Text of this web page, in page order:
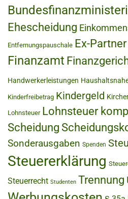
Ehescheidung
Entfernungspauschale Ex-Partner
Finanzamt
Handwerkerleistungen
Kinderfreibetrag Kindergeld
Lohnsteuer Lohnsteuer
Scheidung
Sonderausgaben Spenden
Steuererklärung
Steuerrecht Studenten Trennung